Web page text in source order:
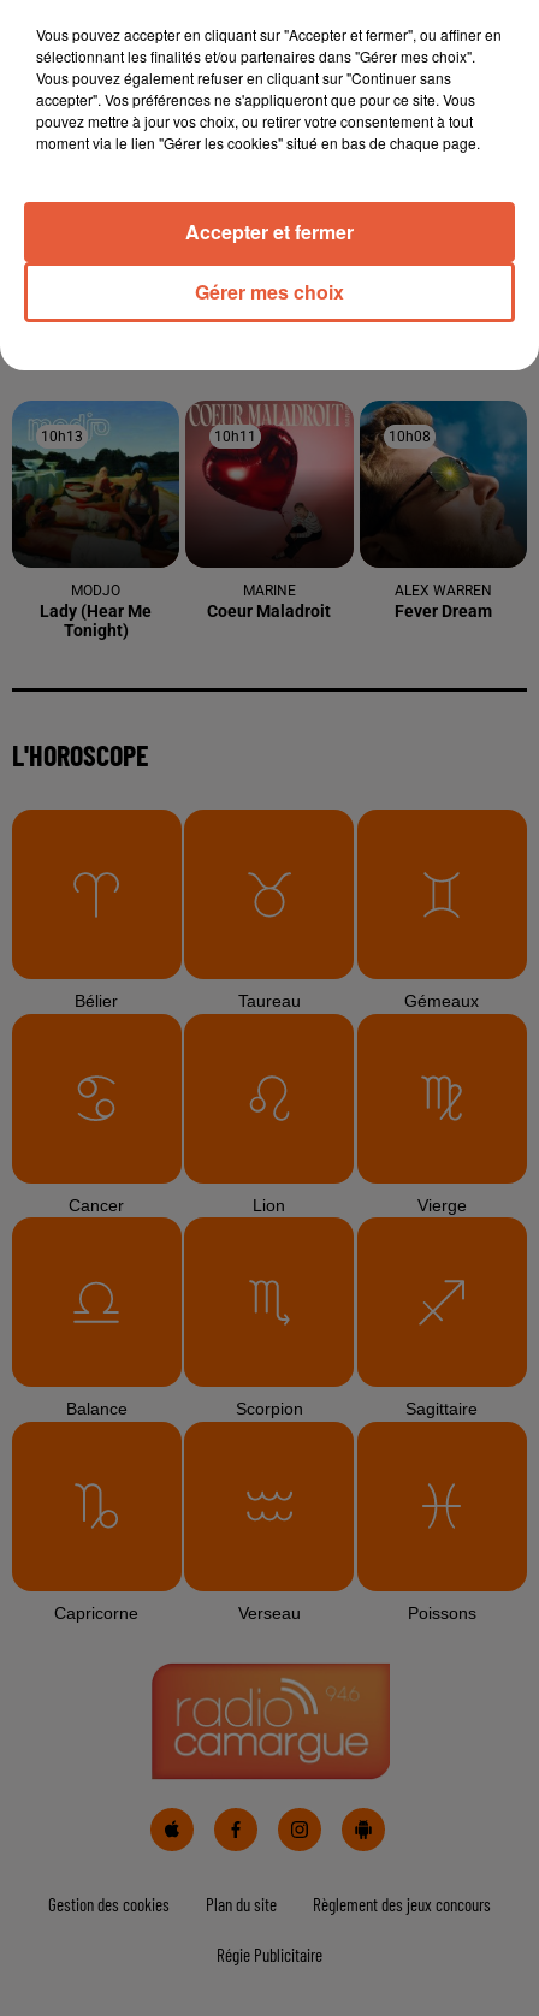
6 août 2026
Éclipse solaire du 12 août 2026 : le CHU de Nîmes
appelle à la plus...
10h13
10h13
MODJO
Lady (hear Me
Tonight)
10h11
10h11
MARINE
Coeur Maladroit
10h08
10h08
ALEX WARREN
Fever Dream
L'HOROSCOPE
Bélier Taureau Gémeaux
Cancer Lion Vierge
Balance Scorpion Sagittaire
Capricorne Verseau Poissons
Gestion des cookies Plan du site Règlement des jeux concours
Régie Publicitaire
Vous pouvez accepter en cliquant sur "Accepter et fermer", ou affiner en
sélectionnant les finalités et/ou partenaires dans "Gérer mes choix".
Vous pouvez également refuser en cliquant sur "Continuer sans
accepter". Vos préférences ne s'appliqueront que pour ce site. Vous
pouvez mettre à jour vos choix, ou retirer votre consentement à tout
moment via le lien "Gérer les cookies" situé en bas de chaque page.
Gérer mes choix
Accepter et fermer